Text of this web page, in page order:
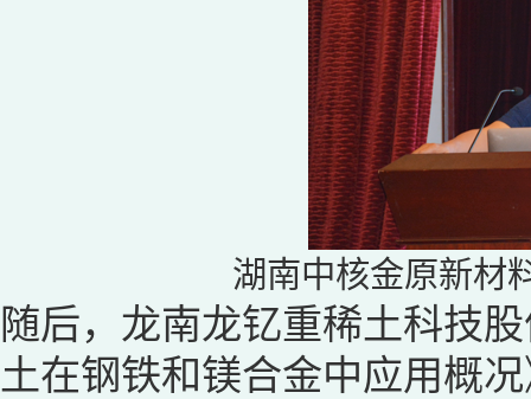
湖南中核金原新材
随后，龙南龙钇重稀土科技
土在钢铁和镁合金中应用概